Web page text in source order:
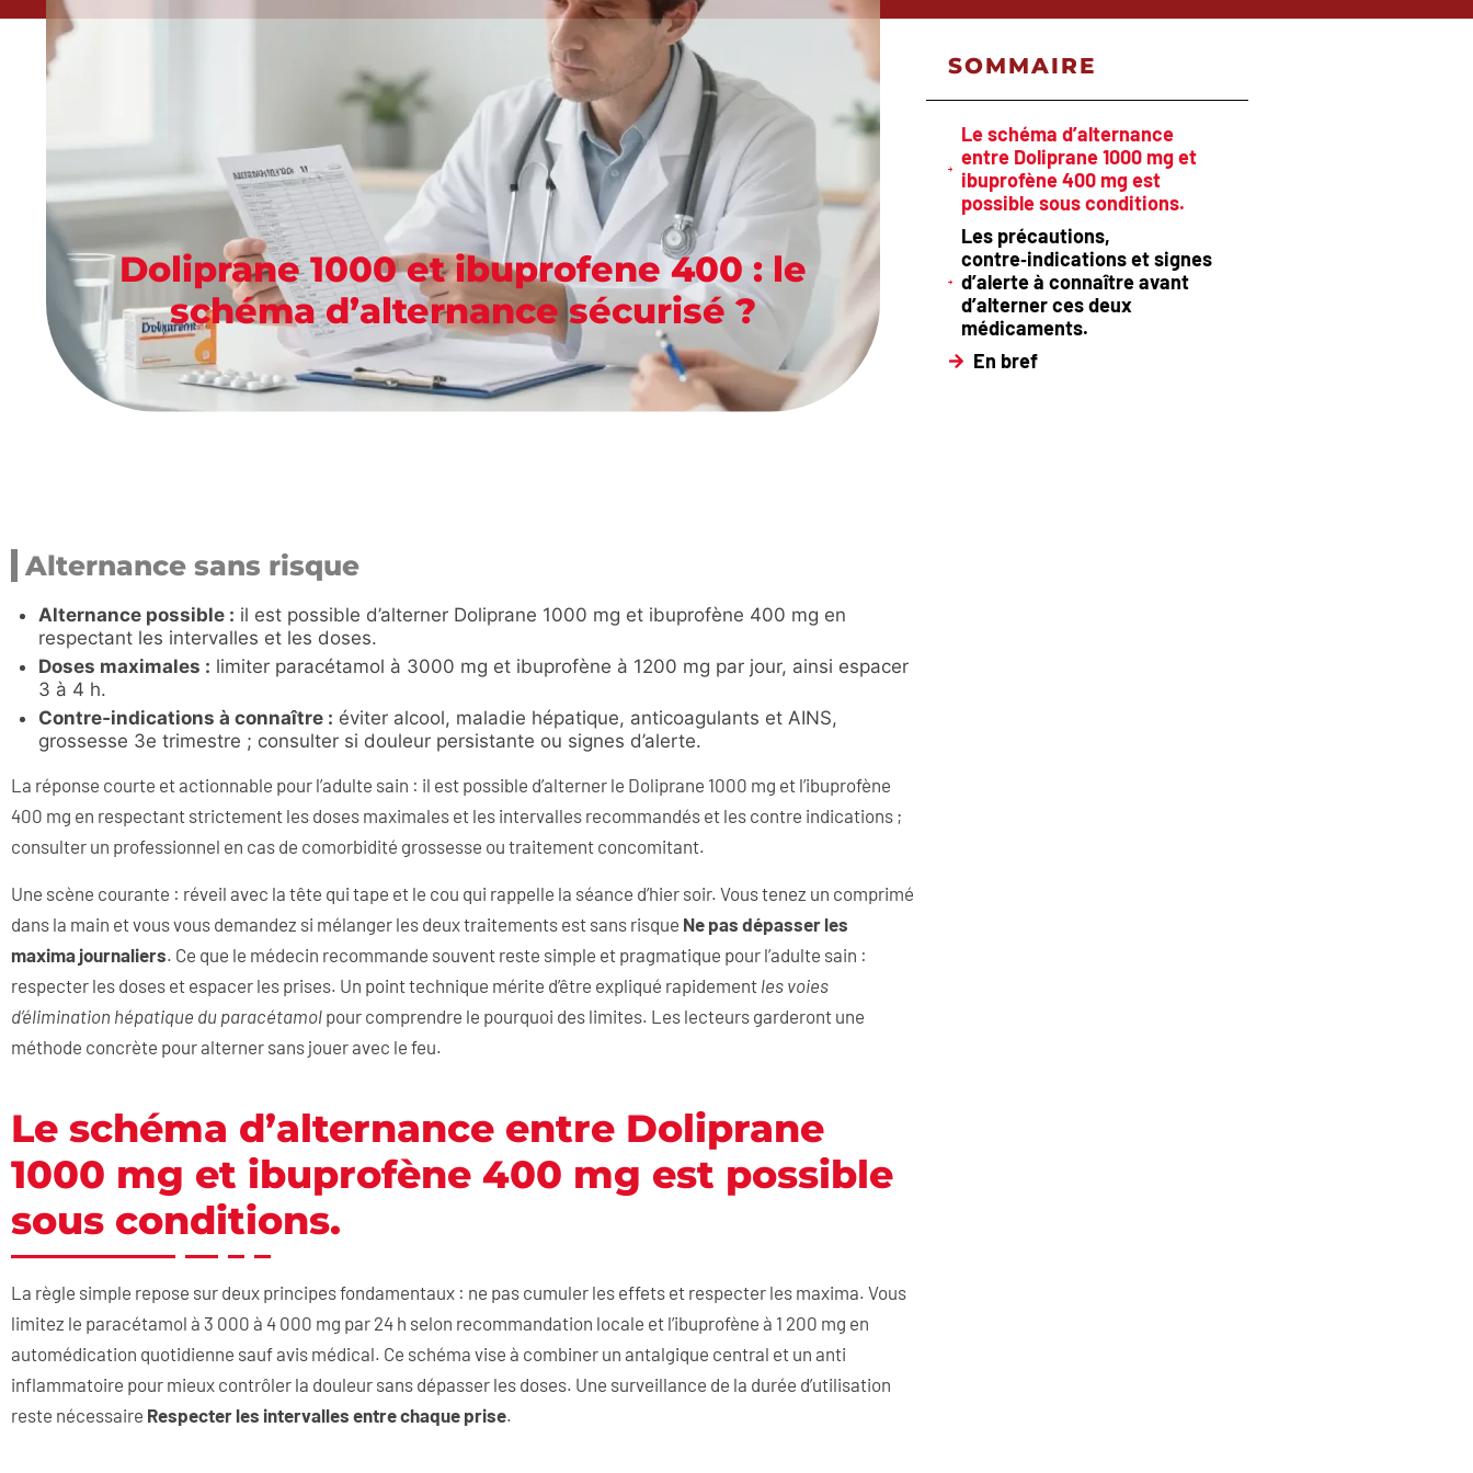
Doliprane 1000 et ibuprofene 400 : le
schéma d’alternance sécurisé ?
Alternance sans risque
Alternance possible : il est possible d’alterner Doliprane 1000 mg et ibuprofène 400 mg en
respectant les intervalles et les doses.
Doses maximales : limiter paracétamol à 3000 mg et ibuprofène à 1200 mg par jour, ainsi espacer
3 à 4 h.
Contre‑indications à connaître : éviter alcool, maladie hépatique, anticoagulants et AINS,
grossesse 3e trimestre ; consulter si douleur persistante ou signes d’alerte.
La réponse courte et actionnable pour l’adulte sain : il est possible d’alterner le Doliprane 1000 mg et l’ibuprofène
400 mg en respectant strictement les doses maximales et les intervalles recommandés et les contre indications ;
consulter un professionnel en cas de comorbidité grossesse ou traitement concomitant.
Une scène courante : réveil avec la tête qui tape et le cou qui rappelle la séance d’hier soir. Vous tenez un comprimé
dans la main et vous vous demandez si mélanger les deux traitements est sans risque Ne pas dépasser les
maxima journaliers. Ce que le médecin recommande souvent reste simple et pragmatique pour l’adulte sain :
respecter les doses et espacer les prises. Un point technique mérite d’être expliqué rapidement les voies
d’élimination hépatique du paracétamol pour comprendre le pourquoi des limites. Les lecteurs garderont une
méthode concrète pour alterner sans jouer avec le feu.
Le schéma d’alternance entre Doliprane
1000 mg et ibuprofène 400 mg est possible
sous conditions.
La règle simple repose sur deux principes fondamentaux : ne pas cumuler les effets et respecter les maxima. Vous
limitez le paracétamol à 3 000 à 4 000 mg par 24 h selon recommandation locale et l’ibuprofène à 1 200 mg en
automédication quotidienne sauf avis médical. Ce schéma vise à combiner un antalgique central et un anti
inflammatoire pour mieux contrôler la douleur sans dépasser les doses. Une surveillance de la durée d’utilisation
reste nécessaire Respecter les intervalles entre chaque prise.
SOMMAIRE
Le schéma d’alternance
entre Doliprane 1000 mg et
ibuprofène 400 mg est
possible sous conditions.
Les précautions,
contre‑indications et signes
d’alerte à connaître avant
d’alterner ces deux
médicaments.
En bref